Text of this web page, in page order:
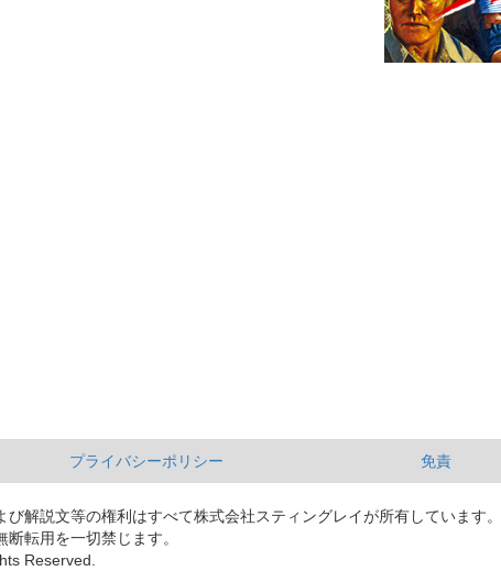
プライバシーポリシー 免責
解説文等の権利はすべて株式会社スティングレイが所有しています。
転用を一切禁じます。
Reserved.